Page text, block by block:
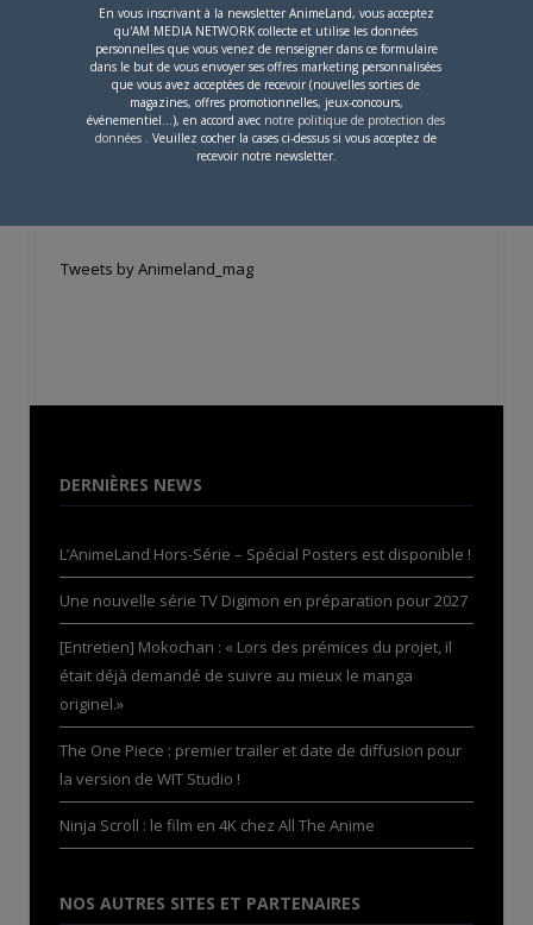
CONTENU SPONSORISÉ
Tweets by Animeland_mag
DERNIÈRES NEWS
L’AnimeLand Hors-Série – Spécial Posters est disponible !
Une nouvelle série TV Digimon en préparation pour 2027
[Entretien] Mokochan : « Lors des prémices du projet, il
était déjà demandé de suivre au mieux le manga
originel.»
The One Piece : premier trailer et date de diffusion pour
la version de WIT Studio !
Ninja Scroll : le film en 4K chez All The Anime
NOS AUTRES SITES ET PARTENAIRES
En vous inscrivant à la newsletter AnimeLand, vous acceptez
qu'AM MEDIA NETWORK collecte et utilise les données
personnelles que vous venez de renseigner dans ce formulaire
dans le but de vous envoyer ses offres marketing personnalisées
que vous avez acceptées de recevoir (nouvelles sorties de
magazines, offres promotionnelles, jeux-concours,
événementiel...), en accord avec notre politique de protection des
données . Veuillez cocher la cases ci-dessus si vous acceptez de
recevoir notre newsletter.